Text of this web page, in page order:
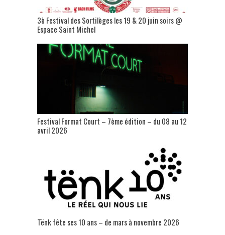
3è Festival des Sortilèges les 19 & 20 juin soirs @
Espace Saint Michel
Festival Format Court – 7ème édition – du 08 au 12
avril 2026
Tënk fête ses 10 ans – de mars à novembre 2026